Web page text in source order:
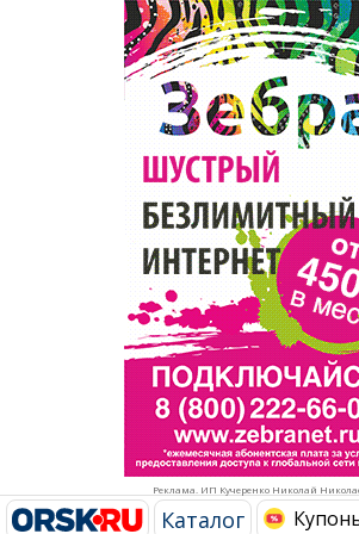
Реклама. ИП Кучеренко Николай
Каталог
Рестораны, кафе, бары
Развлечения и отдых
Спорт Фитнес
Недвижимость
Красота Косметология
Торговля
Бизнес и
Юристы,
Ремонт
Это
Популярное →